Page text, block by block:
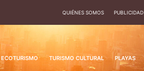
QUIÉNES SOMOS PUBLICIDAD
ECOTURISMO TURISMO CULTURAL PLAYAS